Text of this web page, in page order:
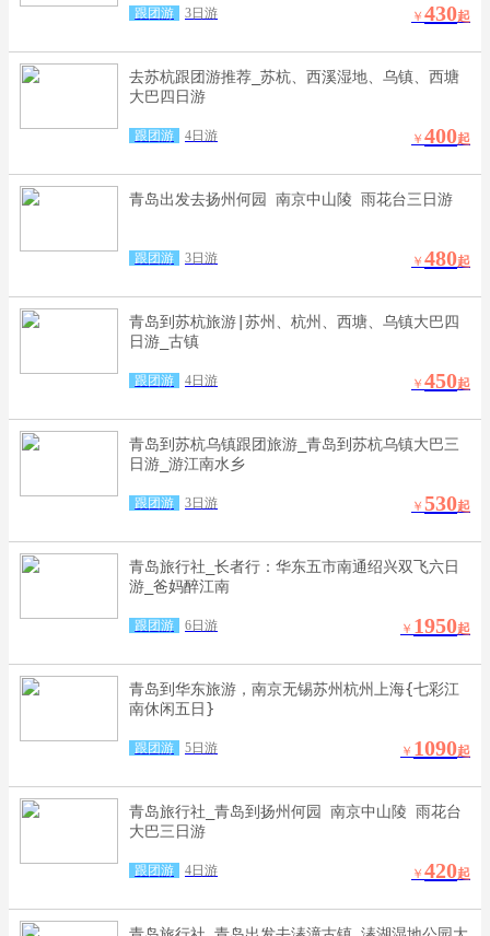
跟团游 3日游 ￥ 430起
去苏杭跟团游推荐_苏杭、西溪湿地、乌镇、西塘
大巴四日游
跟团游 4日游 ￥ 400起
青岛出发去扬州何园 南京中山陵 雨花台三日游
跟团游 3日游 ￥ 480起
青岛到苏杭旅游|苏州、杭州、西塘、乌镇大巴四
日游_古镇
跟团游 4日游 ￥ 450起
青岛到苏杭乌镇跟团旅游_青岛到苏杭乌镇大巴三
日游_游江南水乡
跟团游 3日游 ￥ 530起
青岛旅行社_长者行：华东五市南通绍兴双飞六日
游_爸妈醉江南
跟团游 6日游 ￥ 1950起
青岛到华东旅游，南京无锡苏州杭州上海{七彩江
南休闲五日}
跟团游 5日游 ￥ 1090起
青岛旅行社_青岛到扬州何园 南京中山陵 雨花台
大巴三日游
跟团游 4日游 ￥ 420起